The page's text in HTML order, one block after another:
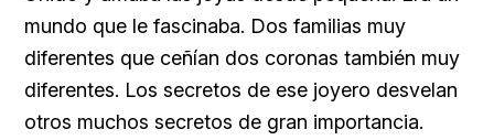
mundo que le fascinaba. Dos familias muy
diferentes que ceñían dos coronas también muy
diferentes. Los secretos de ese joyero desvelan
otros muchos secretos de gran importancia.